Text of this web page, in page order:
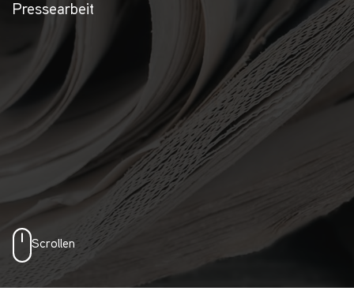
Pressearbeit
Scrollen